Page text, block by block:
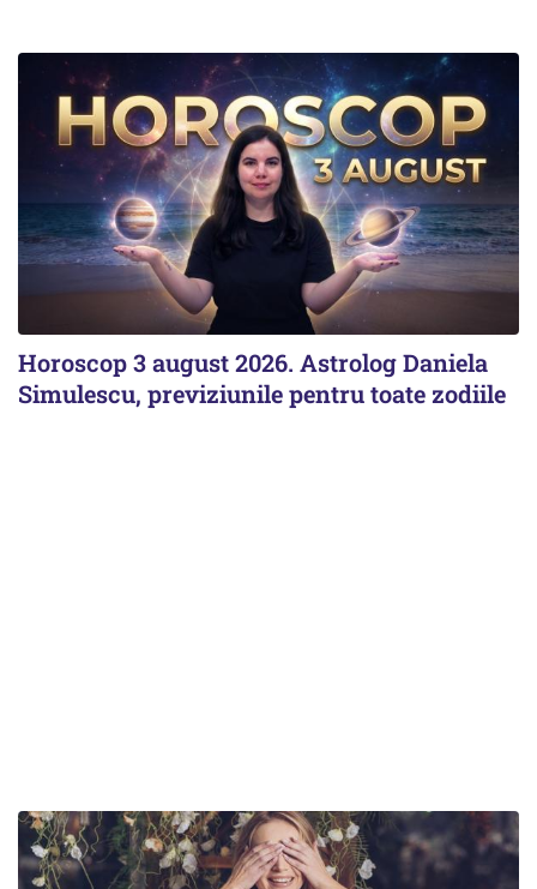
Horoscop 3 august 2026. Astrolog Daniela
Simulescu, previziunile pentru toate zodiile